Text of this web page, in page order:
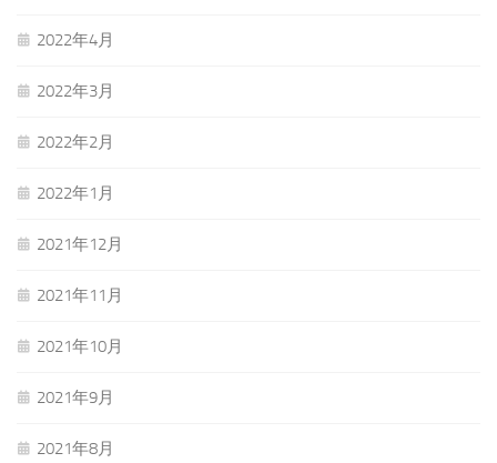
2022年4月
2022年3月
2022年2月
2022年1月
2021年12月
2021年11月
2021年10月
2021年9月
2021年8月